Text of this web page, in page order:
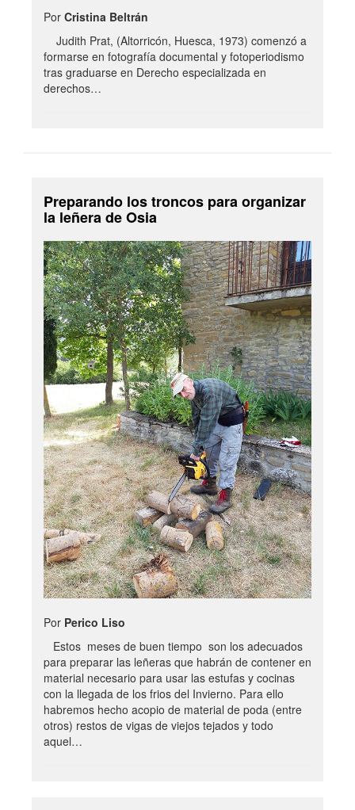
Por Cristina Beltrán
Judith Prat, (Altorricón, Huesca, 1973) comenzó a
formarse en fotografía documental y fotoperiodismo
tras graduarse en Derecho especializada en
derechos…
Preparando los troncos para organizar
la leñera de Osia
Por Perico Liso
Estos meses de buen tiempo son los adecuados
para preparar las leñeras que habrán de contener en
material necesario para usar las estufas y cocinas
con la llegada de los frios del Invierno. Para ello
habremos hecho acopio de material de poda (entre
otros) restos de vigas de viejos tejados y todo
aquel…